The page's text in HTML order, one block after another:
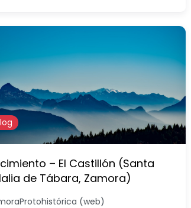
– El Castillón (Santa
de Tábara, Zamora)
(web)